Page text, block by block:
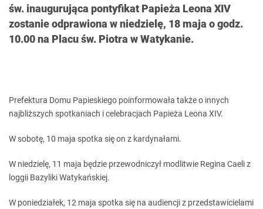
św. inaugurująca pontyfikat Papieża Leona XIV
zostanie odprawiona w niedzielę, 18 maja o godz.
10.00 na Placu św. Piotra w Watykanie.
Prefektura Domu Papieskiego poinformowała także o innych
najbliższych spotkaniach i celebracjach Papieża Leona XIV.
W sobotę, 10 maja spotka się on z kardynałami.
W niedzielę, 11 maja będzie przewodniczył modlitwie Regina Caeli z
loggii Bazyliki Watykańskiej.
W poniedziałek, 12 maja spotka się na audiencji z przedstawicielami